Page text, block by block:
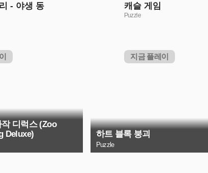
- 야생 동
캐슬 게임
Puzzle
지금 플레이
디럭스 (Zoo
Deluxe)
하트 블록 붕괴
Puzzle